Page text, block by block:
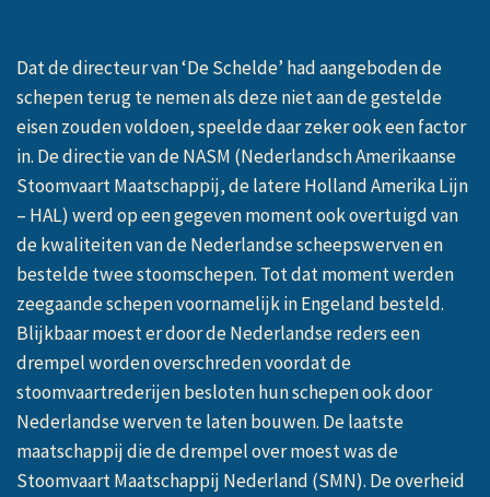
Dat de directeur van ‘De Schelde’ had aangeboden de
schepen terug te nemen als deze niet aan de gestelde
eisen zouden voldoen, speelde daar zeker ook een factor
in. De directie van de NASM (Nederlandsch Amerikaanse
Stoomvaart Maatschappij, de latere Holland Amerika Lijn
– HAL) werd op een gegeven moment ook overtuigd van
de kwaliteiten van de Nederlandse scheepswerven en
bestelde twee stoomschepen. Tot dat moment werden
zeegaande schepen voornamelijk in Engeland besteld.
Blijkbaar moest er door de Nederlandse reders een
drempel worden overschreden voordat de
stoomvaartrederijen besloten hun schepen ook door
Nederlandse werven te laten bouwen. De laatste
maatschappij die de drempel over moest was de
Stoomvaart Maatschappij Nederland (SMN). De overheid